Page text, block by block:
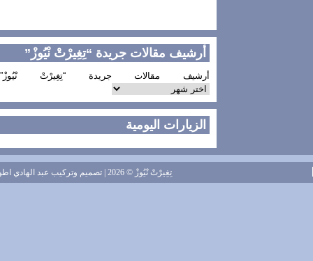
أرشيف مقالات جريدة “تِغِيرْتْ نْيُوزْ”
أرشيف مقالات جريدة “تِغِيرْتْ نْيُوزْ”
الزيارات اليومية
تِغِيرْتْ نْيُوزْ© 2026 | تصميم وتركيب عبد الهادي اطويل